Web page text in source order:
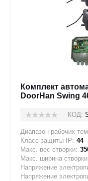
Комплект
DoorHan Swing
КОД:
Диапазон рабочих
Класс защиты IP: 44
Макс. вес створки:
Макс. ширина
Напряжение
Напряжение